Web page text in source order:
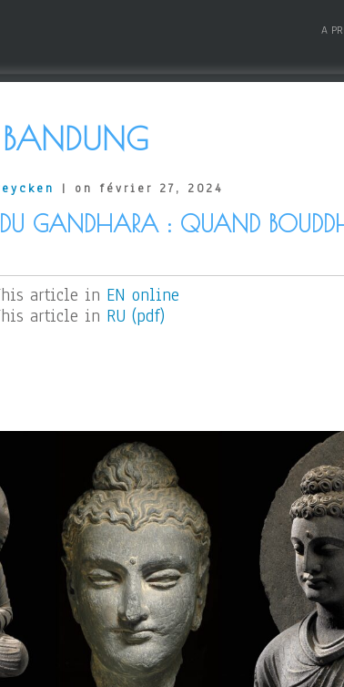
A
BANDUNG
| on février 27, 2024
GANDHARA : QUAND
article in EN online
article in RU (pdf)